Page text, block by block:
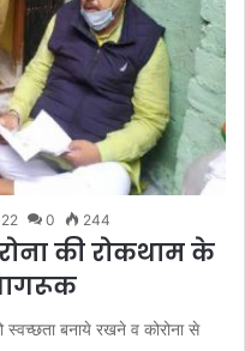
0 244
की रोकथाम के
स्वच्छता बनाये रखने व कोरोना से